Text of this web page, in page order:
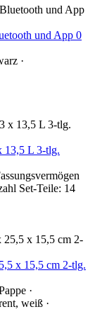
und App 0
·
13,5 L 3-tlg.
Set-Teile: 14
x 15,5 cm 2-tlg.
·
weiß ·